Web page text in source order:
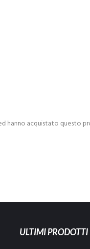
hanno acquistato questo
ULTIMI PRODOTTI